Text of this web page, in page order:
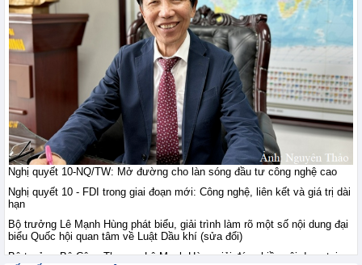
Thị trường nông sản thế
giới ngày 10/8: Lúa mì
tăng do rủi ro Biển Đen;
ngô, đậu tương tăng
nhẹ; đường tăng mạnh
Tin hàng hoá thế giới - Thứ hai, 10-8-2026
Tham gia sâu thị trường
công nghiệp chế tạo Hà
Lan: Doanh nghiệp Việt
Hội nhập - Thứ hai, 10-8-2026
Việt Nam - Australia: Mở
chương hợp tác mới
Nghị quyết 10-NQ/TW: Mở đường cho làn sóng đầu tư công nghệ cao
Nghị quyết 10 - FDI trong giai đoạn mới: Công nghệ, liên kết và giá trị dài
hạn
Bộ trưởng Lê Mạnh Hùng phát biểu, giải trình làm rõ một số nội dung đại
biểu Quốc hội quan tâm về Luật Dầu khí (sửa đổi)
Bộ trưởng Bộ Công Thương Lê Mạnh Hùng giải đáp nhiều nội dung tại